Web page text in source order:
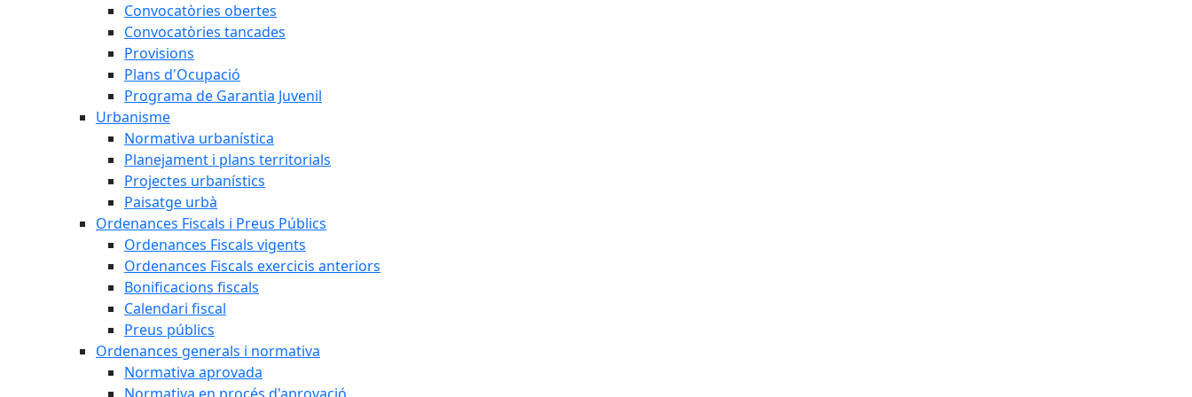
Convocatòries obertes
Convocatòries tancades
Provisions
Plans d'Ocupació
Programa de Garantia Juvenil
Urbanisme
Normativa urbanística
Planejament i plans territorials
Projectes urbanístics
Paisatge urbà
Ordenances Fiscals i Preus Públics
Ordenances Fiscals vigents
Ordenances Fiscals exercicis anteriors
Bonificacions fiscals
Calendari fiscal
Preus públics
Ordenances generals i normativa
Normativa aprovada